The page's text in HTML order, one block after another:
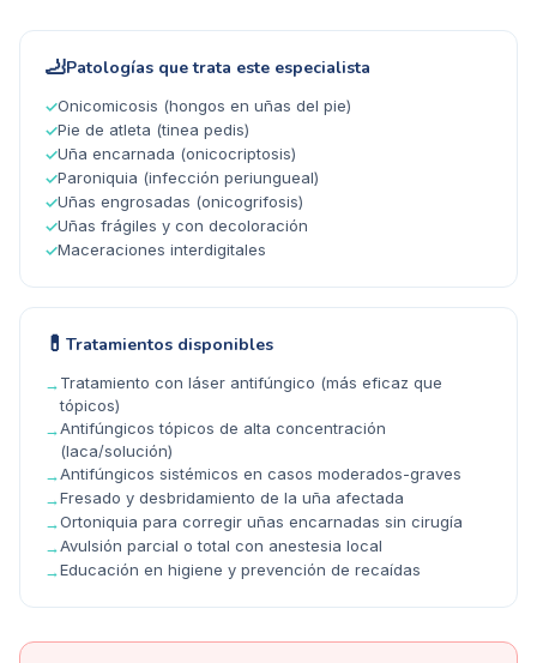
🦶Patologías que trata este especialista
✓Onicomicosis (hongos en uñas del pie)
✓Pie de atleta (tinea pedis)
✓Uña encarnada (onicocriptosis)
✓Paroniquia (infección periungueal)
✓Uñas engrosadas (onicogrifosis)
✓Uñas frágiles y con decoloración
✓Maceraciones interdigitales
💊 Tratamientos disponibles
→Tratamiento con láser antifúngico (más eficaz que
tópicos)
→Antifúngicos tópicos de alta concentración
(laca/solución)
→Antifúngicos sistémicos en casos moderados-graves
→Fresado y desbridamiento de la uña afectada
→Ortoniquia para corregir uñas encarnadas sin cirugía
→Avulsión parcial o total con anestesia local
→Educación en higiene y prevención de recaídas